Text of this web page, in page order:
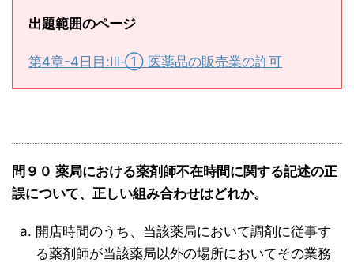
出題範囲のページ
第4章-4日目:Ⅲ‐① 医薬品の販売業の許可
問９０ 薬局における薬剤師不在時間に関する記述の正
誤について、正しい組み合わせはどれか。
開店時間のうち、当該薬局において調剤に従事す
る薬剤師が当該薬局以外の場所においてその業務